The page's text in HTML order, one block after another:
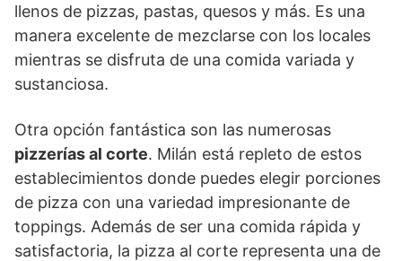
llenos de pizzas, pastas, quesos y más. Es una
manera excelente de mezclarse con los locales
mientras se disfruta de una comida variada y
sustanciosa.
Otra opción fantástica son las numerosas
pizzerías al corte. Milán está repleto de estos
establecimientos donde puedes elegir porciones
de pizza con una variedad impresionante de
toppings. Además de ser una comida rápida y
satisfactoria, la pizza al corte representa una de